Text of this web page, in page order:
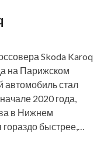
Skoda Karoq
на Парижском
автомобиль стал
2020 года,
в Нижнем
быстрее,…